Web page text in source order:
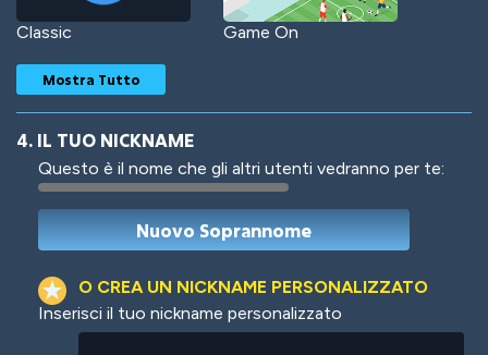
Classic Game On
Woof Jungle Cats
Mostra Tutto
4. IL TUO NICKNAME
Questo è il nome che gli altri utenti vedranno per te:
O CREA UN NICKNAME PERSONALIZZATO
Inserisci il tuo nickname personalizzato